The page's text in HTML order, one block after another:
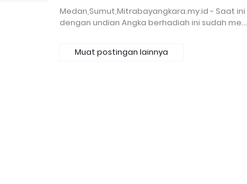
Medan,Sumut,Mitrabayangkara.my.id - Saat ini
dengan undian Angka berhadiah ini sudah me…
Muat postingan lainnya